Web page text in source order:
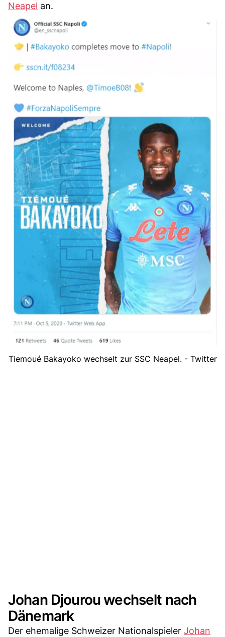
Neapel an.
Tiemoué Bakayoko wechselt zur SSC Neapel. - Twitter
Johan Djourou wechselt nach
Dänemark
Der ehemalige Schweizer Nationalspieler Johan